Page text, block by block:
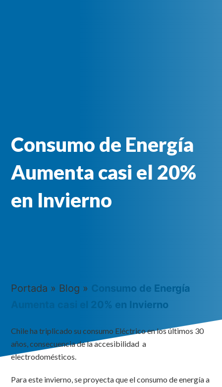
Consumo de Energía
Aumenta casi el 20%
en Invierno
Portada » Blog » Consumo de Energía
Aumenta casi el 20% en Invierno
Chile ha triplicado su consumo Eléctrico en los últimos 30
años, consecuencia de la accesibilidad a
electrodomésticos.
Para este invierno, se proyecta que el consumo de energía a